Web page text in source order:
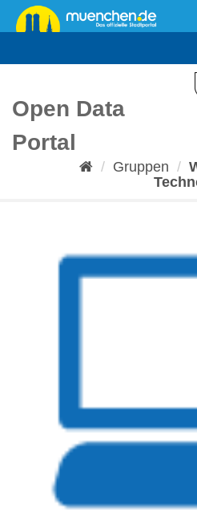
Überspringen
zum
Open Data
Portal
Gruppen